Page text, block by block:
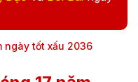
ngày tốt xấu 2036